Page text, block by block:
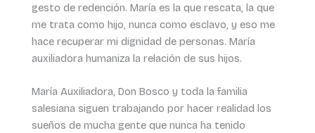
gesto de redención. María es la que rescata, la que
me trata como hijo, nunca como esclavo, y eso me
hace recuperar mi dignidad de personas. María
auxiliadora humaniza la relación de sus hijos.
María Auxiliadora, Don Bosco y toda la familia
salesiana siguen trabajando por hacer realidad los
sueños de mucha gente que nunca ha tenido